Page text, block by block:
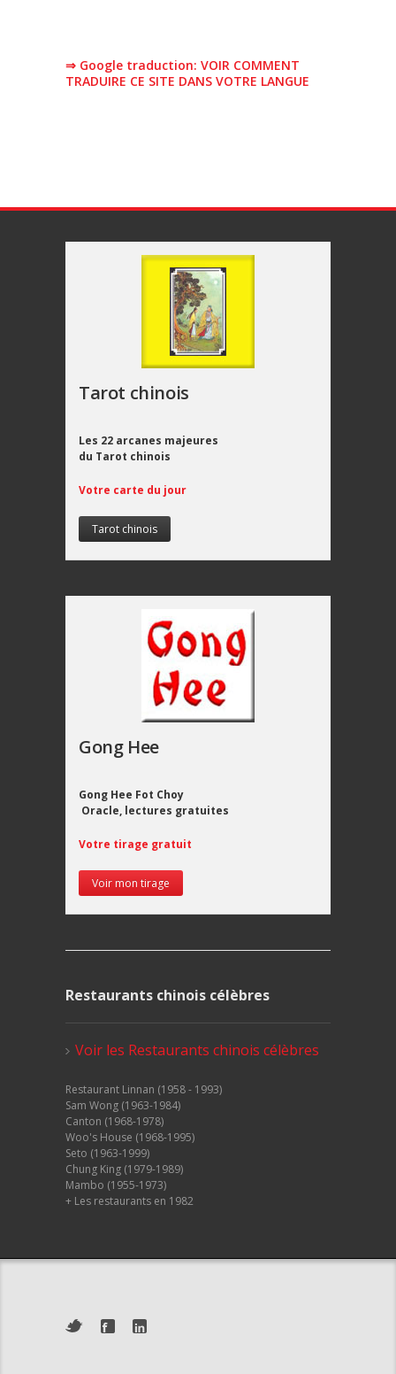
⇒ Google traduction: VOIR COMMENT
TRADUIRE CE SITE DANS VOTRE LANGUE
Tarot chinois
Les 22 arcanes majeures
du Tarot chinois
Votre carte du jour
Tarot chinois
Gong Hee
Gong Hee Fot Choy
Oracle, lectures gratuites
Votre tirage gratuit
Voir mon tirage
Restaurants chinois célèbres
Voir les Restaurants chinois célèbres
Restaurant Linnan (1958 - 1993)
Sam Wong (1963-1984)
Canton (1968-1978)
Woo's House (1968-1995)
Seto (1963-1999)
Chung King (1979-1989)
Mambo (1955-1973)
+ Les restaurants en 1982